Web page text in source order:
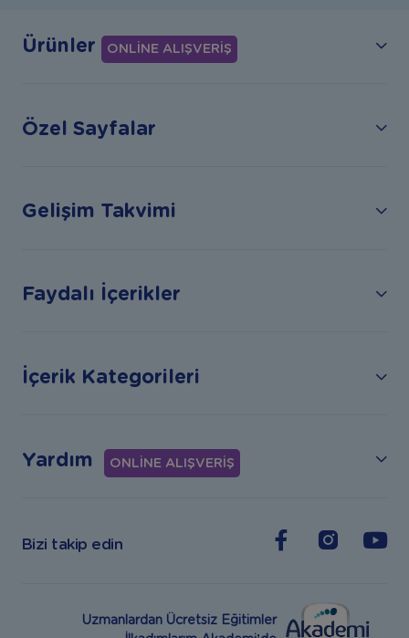
Ürünler ONLİNE ALIŞVERİŞ
Özel Sayfalar
Gelişim Takvimi
Faydalı İçerikler
İçerik Kategorileri
Yardım ONLİNE ALIŞVERİŞ
Bizi takip edin
Uzmanlardan Ücretsiz Eğitimler